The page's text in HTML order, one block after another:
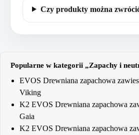
Czy produkty można
Popularne w kategorii „Zapachy i
EVOS Drewniana zapachowa
Viking
K2 EVOS Drewniana zapachowa
Gaia
K2 EVOS Drewniana zapachowa